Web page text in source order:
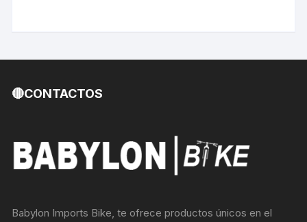
🔴CONTACTOS
Babylon Imports Bike, te ofrece productos únicos en el